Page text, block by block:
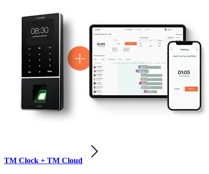
TM Clock + TM Cloud